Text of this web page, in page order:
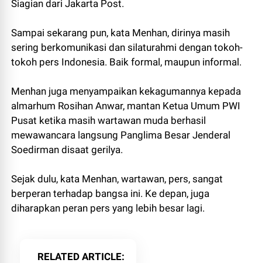
Siagian dari Jakarta Post.
Sampai sekarang pun, kata Menhan, dirinya masih
sering berkomunikasi dan silaturahmi dengan tokoh-
tokoh pers Indonesia. Baik formal, maupun informal.
Menhan juga menyampaikan kekagumannya kepada
almarhum Rosihan Anwar, mantan Ketua Umum PWI
Pusat ketika masih wartawan muda berhasil
mewawancara langsung Panglima Besar Jenderal
Soedirman disaat gerilya.
Sejak dulu, kata Menhan, wartawan, pers, sangat
berperan terhadap bangsa ini. Ke depan, juga
diharapkan peran pers yang lebih besar lagi.
RELATED ARTICLE